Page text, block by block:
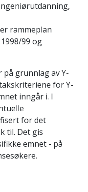
rammeplan
99 og
grunnlag av Y-
for Y-
inngår i. I
for det
til. Det gis
emnet - på